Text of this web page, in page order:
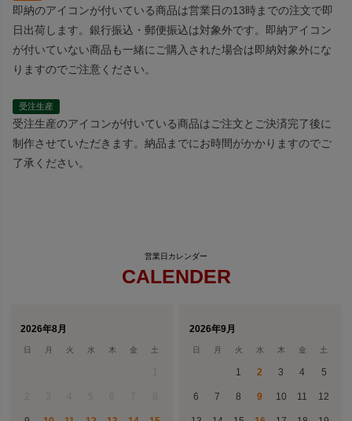
即納のアイコンが付いている商品は営業日の13時までの注文で即
日出荷します。銀行振込・郵便振込は対象外です。即納アイコン
が付いていない商品も一緒にご購入された場合は即納対象外にな
りますのでご注意ください。
受注生産
受注生産のアイコンが付いている商品はご注文とご決済完了後に
制作させていただきます。納品までにお時間がかかりますのでご
了承ください。
CALENDER
2026年8月
日 月 火 水 木 金 土
2026年9月
日 月 火 水 木 金 土
1 2 3 4 5
6 7 8 9 10 11 12